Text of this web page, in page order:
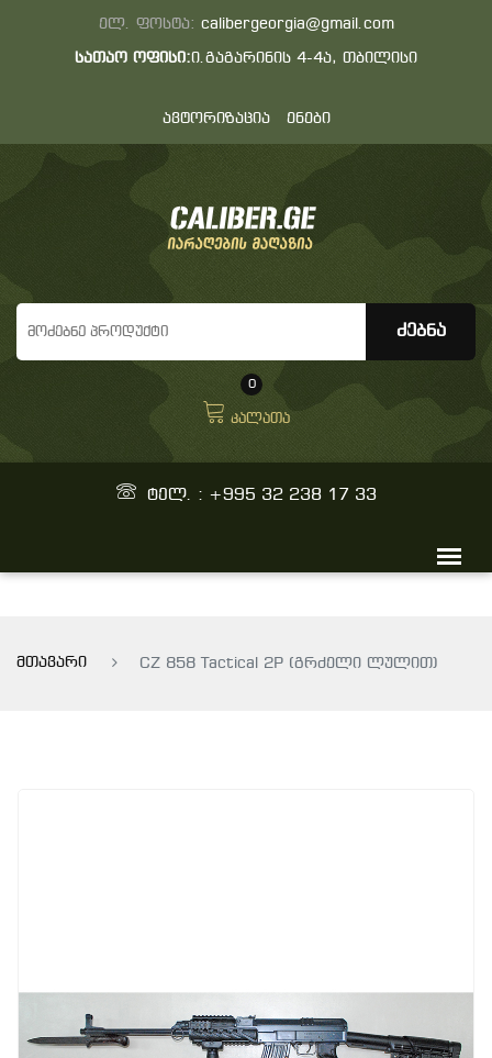
ელ. ფოსტა: calibergeorgia@gmail.com
სათაო ოფისი:ი.გაგარინის 4-4ა, თბილისი
ავტორიზაცია ენები
0
კალათა
ტელ. : +995 32 238 17 33
მთავარი CZ 858 Tactical 2P (გრძელი ლულით)